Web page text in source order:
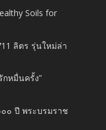
Soils for
ลิตร รุ่นใหม่ล่า
กหมื่นครั้ง”
๐ ปี พระบรมราช